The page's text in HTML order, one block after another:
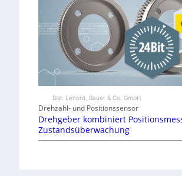
Bild: Lenord, Bauer & Co. GmbH
Drehzahl- und Positionssensor
Drehgeber kombiniert
Zustandsüberwachung